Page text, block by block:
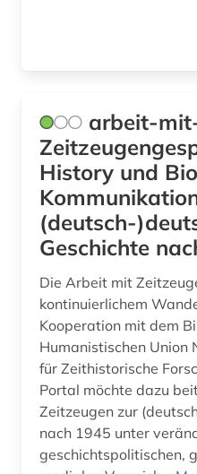
arbeit-
History und
(deutsch-
Geschichte
Die Arbeit mit
kontinuierlichem
Kooperation mit dem
Humanistischen Union
für Zeithistorische
Portal möchte dazu
Zeitzeugen zur
nach 1945 unter
geschichtspolitischen,